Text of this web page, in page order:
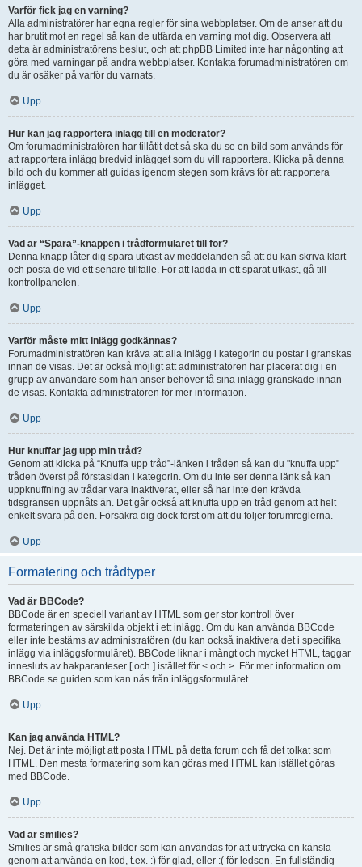
Varför fick jag en varning?
Alla administratörer har egna regler för sina webbplatser. Om de anser att du
har brutit mot en regel så kan de utfärda en varning mot dig. Observera att
detta är administratörens beslut, och att phpBB Limited inte har någonting att
göra med varningar på andra webbplatser. Kontakta forumadministratören om
du är osäker på varför du varnats.
Upp
Hur kan jag rapportera inlägg till en moderator?
Om forumadministratören har tillåtit det så ska du se en bild som används för
att rapportera inlägg bredvid inlägget som du vill rapportera. Klicka på denna
bild och du kommer att guidas igenom stegen som krävs för att rapportera
inlägget.
Upp
Vad är “Spara”-knappen i trådformuläret till för?
Denna knapp låter dig spara utkast av meddelanden så att du kan skriva klart
och posta de vid ett senare tillfälle. För att ladda in ett sparat utkast, gå till
kontrollpanelen.
Upp
Varför måste mitt inlägg godkännas?
Forumadministratören kan kräva att alla inlägg i kategorin du postar i granskas
innan de visas. Det är också möjligt att administratören har placerat dig i en
grupp av användare som han anser behöver få sina inlägg granskade innan
de visas. Kontakta administratören för mer information.
Upp
Hur knuffar jag upp min tråd?
Genom att klicka på “Knuffa upp tråd”-länken i tråden så kan du "knuffa upp"
tråden överst på förstasidan i kategorin. Om du inte ser denna länk så kan
uppknuffning av trådar vara inaktiverat, eller så har inte den krävda
tidsgränsen uppnåts än. Det går också att knuffa upp en tråd genom att helt
enkelt svara på den. Försäkra dig dock först om att du följer forumreglerna.
Upp
Formatering och trådtyper
Vad är BBCode?
BBCode är en speciell variant av HTML som ger stor kontroll över
formateringen av särskilda objekt i ett inlägg. Om du kan använda BBCode
eller inte bestäms av administratören (du kan också inaktivera det i specifika
inlägg via inläggsformuläret). BBCode liknar i mångt och mycket HTML, taggar
innesluts av hakparanteser [ och ] istället för < och >. För mer information om
BBCode se guiden som kan nås från inläggsformuläret.
Upp
Kan jag använda HTML?
Nej. Det är inte möjligt att posta HTML på detta forum och få det tolkat som
HTML. Den mesta formatering som kan göras med HTML kan istället göras
med BBCode.
Upp
Vad är smilies?
Smilies är små grafiska bilder som kan användas för att uttrycka en känsla
genom att använda en kod, t.ex. :) för glad, eller :( för ledsen. En fullständig